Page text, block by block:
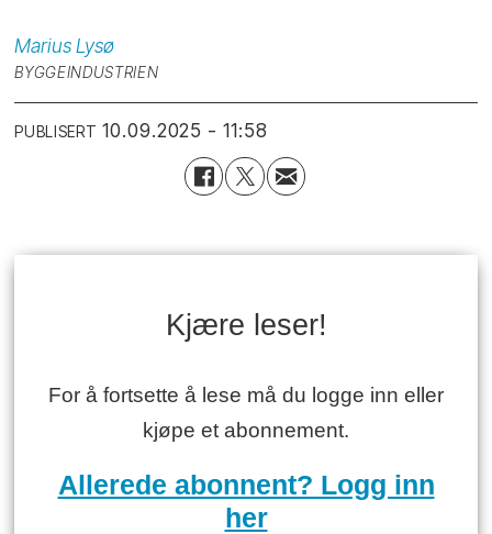
Marius Lysø
BYGGEINDUSTRIEN
PUBLISERT 10.09.2025 - 11:58
Kjære leser!
For å fortsette å lese må du logge inn eller
kjøpe et abonnement.
Allerede abonnent? Logg inn
her